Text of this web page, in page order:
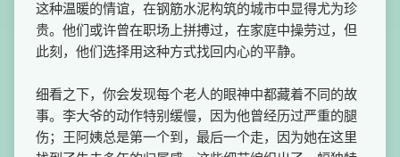
这种温暖的情谊，在钢筋水泥构筑的城市中显得尤为珍
贵。他们或许曾在职场上拼搏过，在家庭中操劳过，但
此刻，他们选择用这种方式找回内心的平静。
细看之下，你会发现每个老人的眼神中都藏着不同的故
事。李大爷的动作特别缓慢，因为他曾经历过严重的腿
伤；王阿姨总是第一个到，最后一个走，因为她在这里